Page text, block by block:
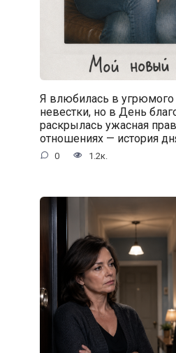
Я влюбилась в угрюмого
невестки, но в День
раскрылась ужасная
отношениях — история
0 1.2к.